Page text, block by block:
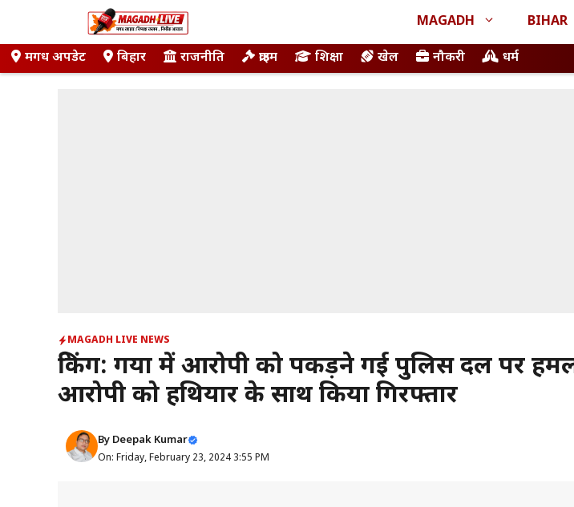
content
MAGADH BIHAR
मगध अपडेट बिहार राजनीति क्राइम शिक्षा खेल नौकरी धर्म
MAGADH LIVE NEWS
ब्रेकिंग: गया में आरोपी को पकड़ने गई पुलिस दल पर
आरोपी को हथियार के साथ किया गिरफ्तार
By Deepak Kumar
On: Friday, February 23, 2024 3:55 PM